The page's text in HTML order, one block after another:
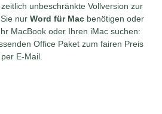
unbeschränkte Vollversion zur
nur Word für Mac benötigen oder
MacBook oder Ihren iMac suchen:
Office Paket zum fairen Preis
E-Mail.